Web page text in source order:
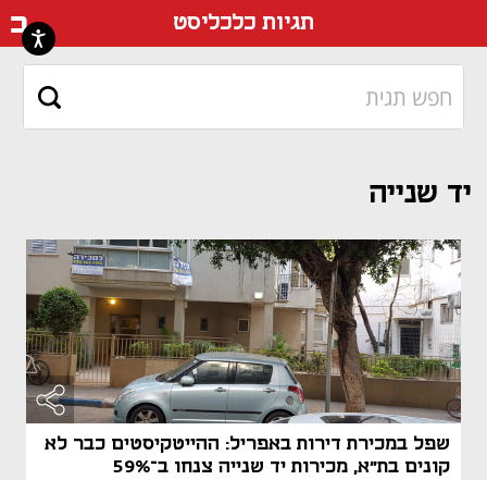
תגיות כלכליסט
יד שנייה
שפל במכירת דירות באפריל: ההייטקיסטים כבר לא
קונים בת"א, מכירות יד שנייה צנחו ב־59%